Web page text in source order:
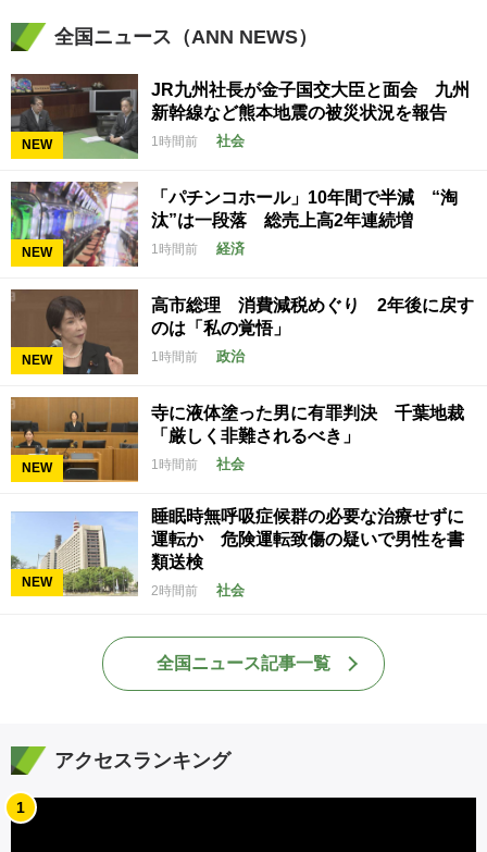
全国ニュース（ANN NEWS）
NEW
JR九州社長が金子国交大臣と面会 九州
新幹線など熊本地震の被災状況を報告
1時間前 社会
NEW
「パチンコホール」10年間で半減 “淘
汰”は一段落 総売上高2年連続増
1時間前 経済
NEW
高市総理 消費減税めぐり 2年後に戻す
のは「私の覚悟」
1時間前 政治
NEW
寺に液体塗った男に有罪判決 千葉地裁
「厳しく非難されるべき」
1時間前 社会
NEW
睡眠時無呼吸症候群の必要な治療せずに
運転か 危険運転致傷の疑いで男性を書
類送検
2時間前 社会
全国ニュース記事一覧
アクセスランキング
1